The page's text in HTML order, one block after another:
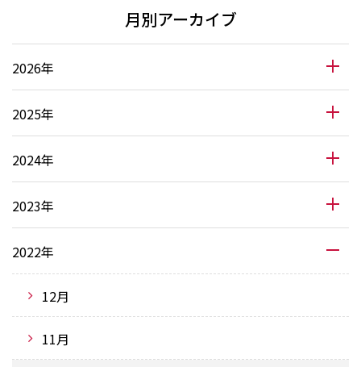
月別アーカイブ
2026年
2025年
2024年
2023年
2022年
12月
11月